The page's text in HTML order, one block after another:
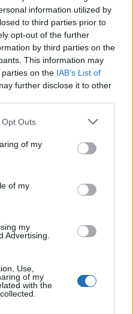
information utilized by
to third parties prior to
opt-out of the further
by third parties on the
This information may
on the IAB’s List of
further disclose it to other
Outs
of my
of my
my
Advertising.
Use,
of my
with the
decisioni, non le
esigenze dei clienti
per la nuova era del
attorno agli
di Omnicom, la
di partnership delle
che rallenta le
creatività ed esecuzione.
esplorare e
Inoltre, aiuta i marchi a
che contano di
ogni segnale, ogni
in tempo reale,
ogni azione alla